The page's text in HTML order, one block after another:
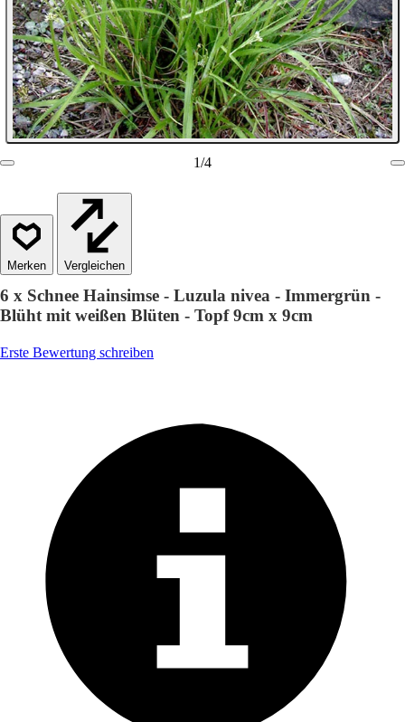
1/4
Vergleichen
6 x Schnee Hainsimse - Luzula nivea - Immergrün -
Blüht mit weißen Blüten - Topf 9cm x 9cm
Erste Bewertung schreiben